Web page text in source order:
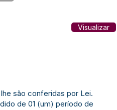
Visualizar
lhe são conferidas por Lei.
de 01 (um) período de